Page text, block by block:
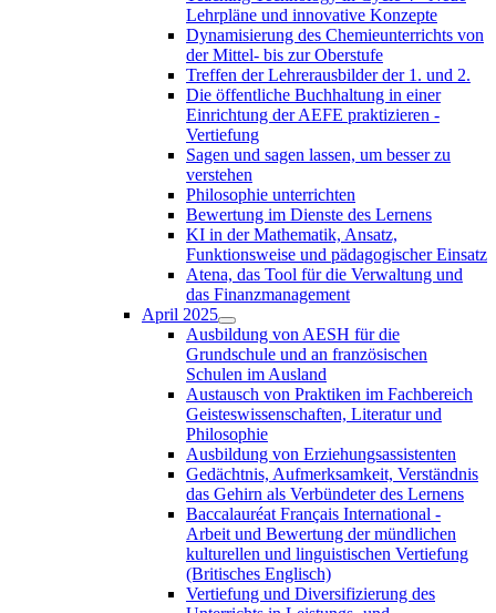
Lehrpläne und innovative Konzepte
Dynamisierung des Chemieunterrichts von
der Mittel- bis zur Oberstufe
Treffen der Lehrerausbilder der 1. und 2.
Die öffentliche Buchhaltung in einer
Einrichtung der AEFE praktizieren -
Vertiefung
Sagen und sagen lassen, um besser zu
verstehen
Philosophie unterrichten
Bewertung im Dienste des Lernens
KI in der Mathematik, Ansatz,
Funktionsweise und pädagogischer Einsatz
Atena, das Tool für die Verwaltung und
das Finanzmanagement
April 2025
Ausbildung von AESH für die
Grundschule und an französischen
Schulen im Ausland
Austausch von Praktiken im Fachbereich
Geisteswissenschaften, Literatur und
Philosophie
Ausbildung von Erziehungsassistenten
Gedächtnis, Aufmerksamkeit, Verständnis
das Gehirn als Verbündeter des Lernens
Baccalauréat Français International -
Arbeit und Bewertung der mündlichen
kulturellen und linguistischen Vertiefung
(Britisches Englisch)
Vertiefung und Diversifizierung des